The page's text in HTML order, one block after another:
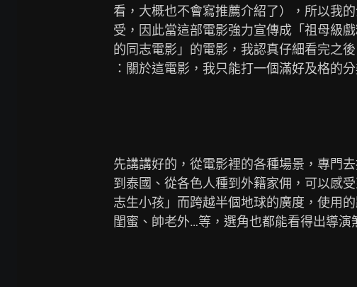
看，大概也不會寫推薦介紹了），所以我
受，因此當這部電影強力宣傳成「祖母級
的同志電影」的電影，我認真仔細看完之
：關於這電影，我只能打一個滿好及格的
先講講好的，從電影裡的各種場景，專門
到泰國、從各色人種到外籍家佣，可以感
志生小孩」而跨越半個地球的廣度，使用
閨蜜、帥老外…等，選角也都能看得出導